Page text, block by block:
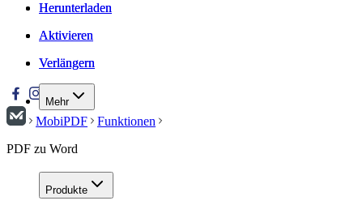
Herunterladen
Aktivieren
Verlängern
Mehr
Herunterladen
Aktivieren
Verlängern
MobiPDF
Funktionen
PDF zu Word
Produkte